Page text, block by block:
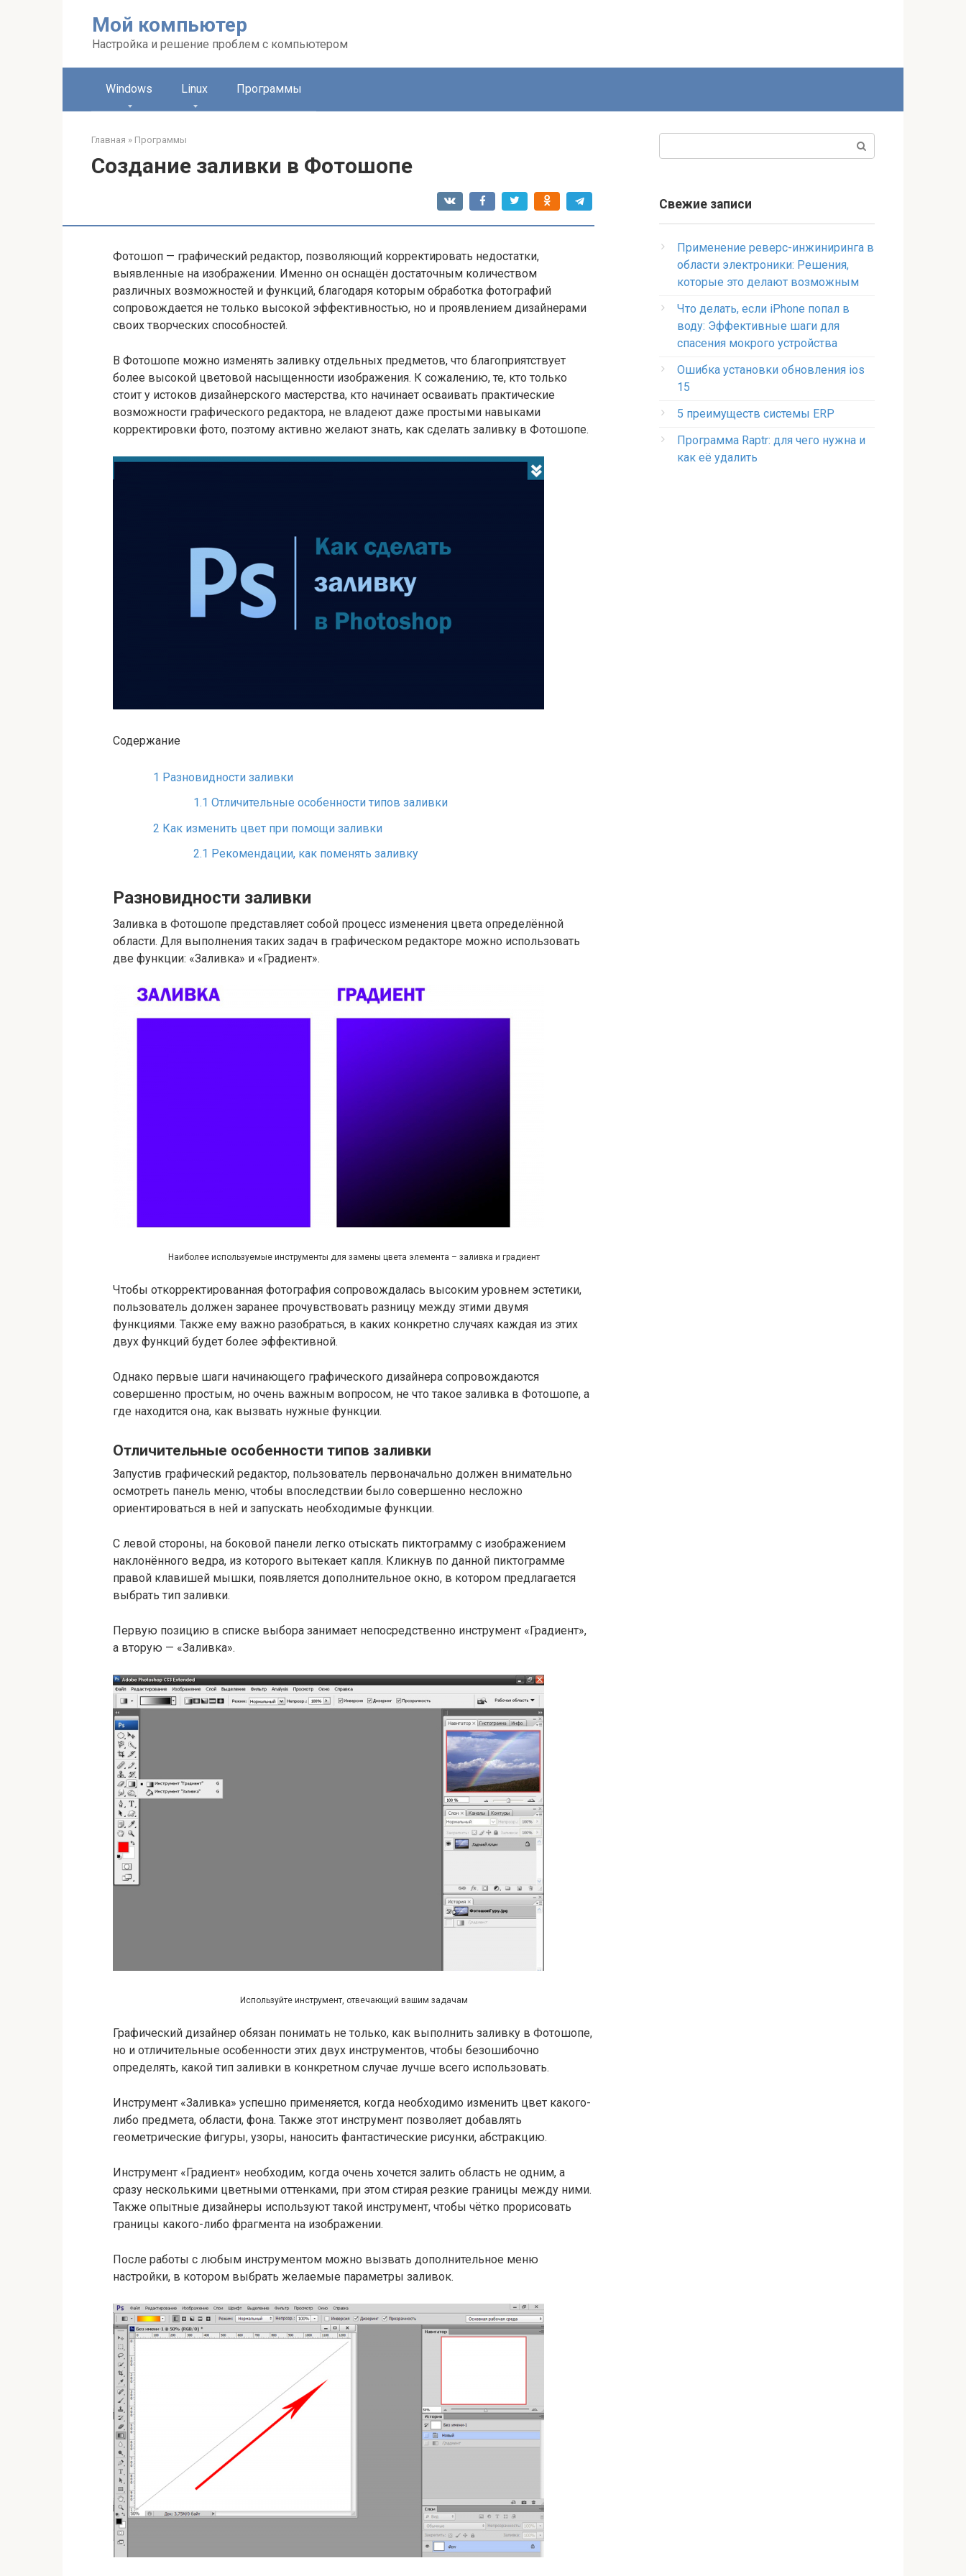
Мой компьютер
Настройка и решение проблем с компьютером
Windows Linux Программы
Главная » Программы
Создание заливки в Фотошопе
Фотошоп — графический редактор, позволяющий корректировать недостатки,
выявленные на изображении. Именно он оснащён достаточным количеством
различных возможностей и функций, благодаря которым обработка фотографий
сопровождается не только высокой эффективностью, но и проявлением дизайнерами
своих творческих способностей.
В Фотошопе можно изменять заливку отдельных предметов, что благоприятствует
более высокой цветовой насыщенности изображения. К сожалению, те, кто только
стоит у истоков дизайнерского мастерства, кто начинает осваивать практические
возможности графического редактора, не владеют даже простыми навыками
корректировки фото, поэтому активно желают знать, как сделать заливку в Фотошопе.
Содержание
1 Разновидности заливки
1.1 Отличительные особенности типов заливки
2 Как изменить цвет при помощи заливки
2.1 Рекомендации, как поменять заливку
Разновидности заливки
Заливка в Фотошопе представляет собой процесс изменения цвета определённой
области. Для выполнения таких задач в графическом редакторе можно использовать
две функции: «Заливка» и «Градиент».
Наиболее используемые инструменты для замены цвета элемента – заливка и градиент
Чтобы откорректированная фотография сопровождалась высоким уровнем эстетики,
пользователь должен заранее прочувствовать разницу между этими двумя
функциями. Также ему важно разобраться, в каких конкретно случаях каждая из этих
двух функций будет более эффективной.
Однако первые шаги начинающего графического дизайнера сопровождаются
совершенно простым, но очень важным вопросом, не что такое заливка в Фотошопе, а
где находится она, как вызвать нужные функции.
Отличительные особенности типов заливки
Запустив графический редактор, пользователь первоначально должен внимательно
осмотреть панель меню, чтобы впоследствии было совершенно несложно
ориентироваться в ней и запускать необходимые функции.
С левой стороны, на боковой панели легко отыскать пиктограмму с изображением
наклонённого ведра, из которого вытекает капля. Кликнув по данной пиктограмме
правой клавишей мышки, появляется дополнительное окно, в котором предлагается
выбрать тип заливки.
Первую позицию в списке выбора занимает непосредственно инструмент «Градиент»,
а вторую — «Заливка».
Используйте инструмент, отвечающий вашим задачам
Графический дизайнер обязан понимать не только, как выполнить заливку в Фотошопе,
но и отличительные особенности этих двух инструментов, чтобы безошибочно
определять, какой тип заливки в конкретном случае лучше всего использовать.
Инструмент «Заливка» успешно применяется, когда необходимо изменить цвет какого-
либо предмета, области, фона. Также этот инструмент позволяет добавлять
геометрические фигуры, узоры, наносить фантастические рисунки, абстракцию.
Инструмент «Градиент» необходим, когда очень хочется залить область не одним, а
сразу несколькими цветными оттенками, при этом стирая резкие границы между ними.
Также опытные дизайнеры используют такой инструмент, чтобы чётко прорисовать
границы какого-либо фрагмента на изображении.
После работы с любым инструментом можно вызвать дополнительное меню
настройки, в котором выбрать желаемые параметры заливок.
Свежие записи
Применение реверс-инжиниринга в
области электроники: Решения,
которые это делают возможным
Что делать, если iPhone попал в
воду: Эффективные шаги для
спасения мокрого устройства
Ошибка установки обновления ios
15
5 преимуществ системы ERP
Программа Raptr: для чего нужна и
как её удалить